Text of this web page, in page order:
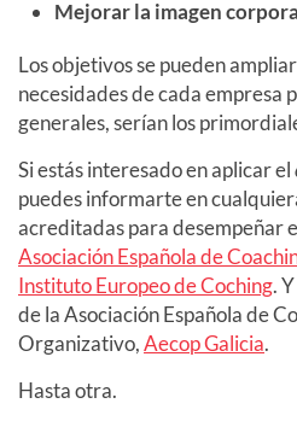
Mejorar la imagen
Los objetivos se pueden
necesidades de cada empresa
generales, serían los
Si estás interesado en aplicar el
puedes informarte en
acreditadas para desempeñar
Asociación Española de
Instituto Europeo de Coching.
de la Asociación Española de
Organizativo,Aecop Galicia.
Hasta otra.